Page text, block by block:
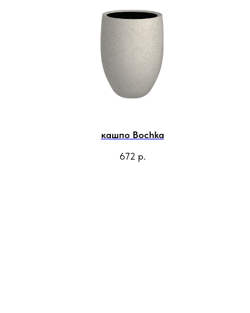
кашпо Bochka
672 р.